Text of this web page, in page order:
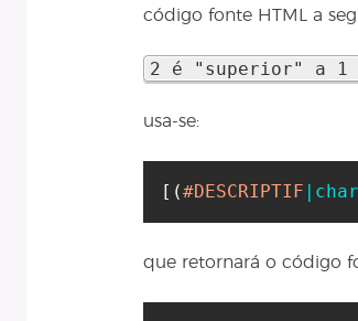
código fonte HTML a
2 é "superior" a 1
usa-se:
[ (#DESCRIPTIF
que retornará o código